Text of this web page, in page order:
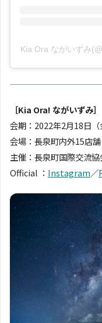
Kia Ora ながいずみ
［Kia Ora! ながいずみ］
会期：2022年2月18日（
会場：長泉町内外15店舗
主催：長泉町国際交流協
Official ： Instagram／